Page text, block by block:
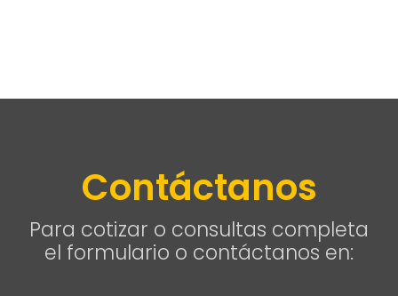
Contáctanos
Para cotizar o consultas completa
el formulario o contáctanos en: